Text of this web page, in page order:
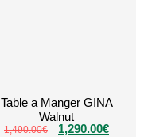
Table a Manger GINA
Walnut
1,490.00€ 1,290.00€